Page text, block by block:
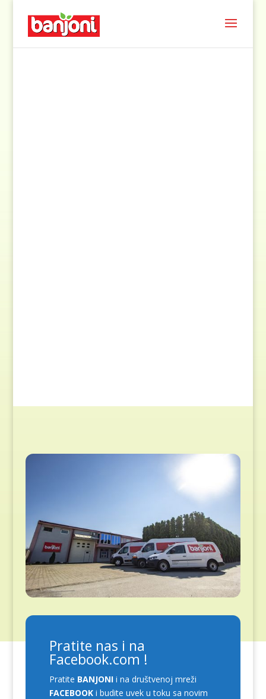
Pratite nas i na
Facebook.com !
Pratite BANJONIi na društvenoj mreži
FACEBOOKi budite uvek u toku sa novim